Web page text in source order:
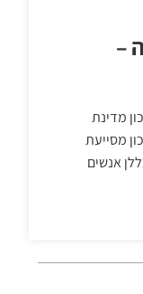
–
מדינת
מסייעת
אנשים